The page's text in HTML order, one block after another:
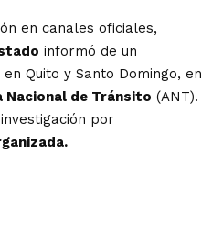
en canales oficiales,
informó de un
Quito y Santo Domingo, en
Nacional de Tránsito (ANT).
por